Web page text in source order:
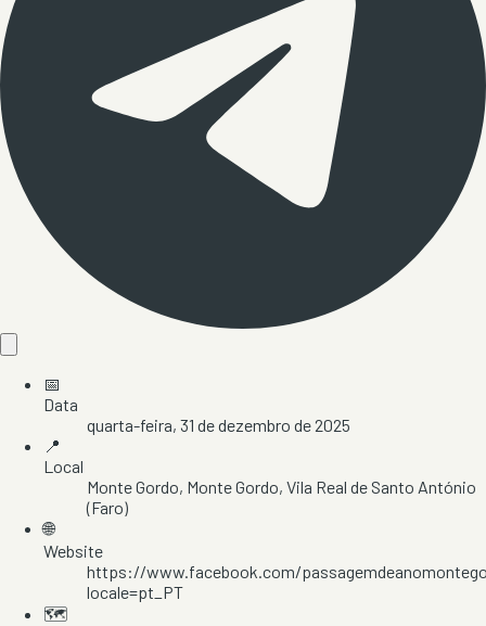
📅
Data
quarta-feira, 31 de dezembro de 2025
📍
Local
Monte Gordo, Monte Gordo, Vila Real de Santo António
(Faro)
🌐
Website
https://www.facebook.com/
locale=pt_PT
🗺️